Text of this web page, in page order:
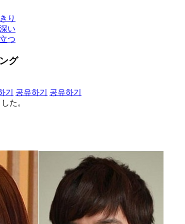
り
い
つ
グ
기 공유하기
공유하기
た。